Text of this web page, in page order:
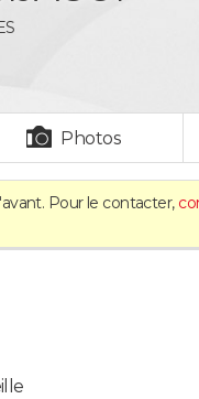
Photos
Pour le contacter,